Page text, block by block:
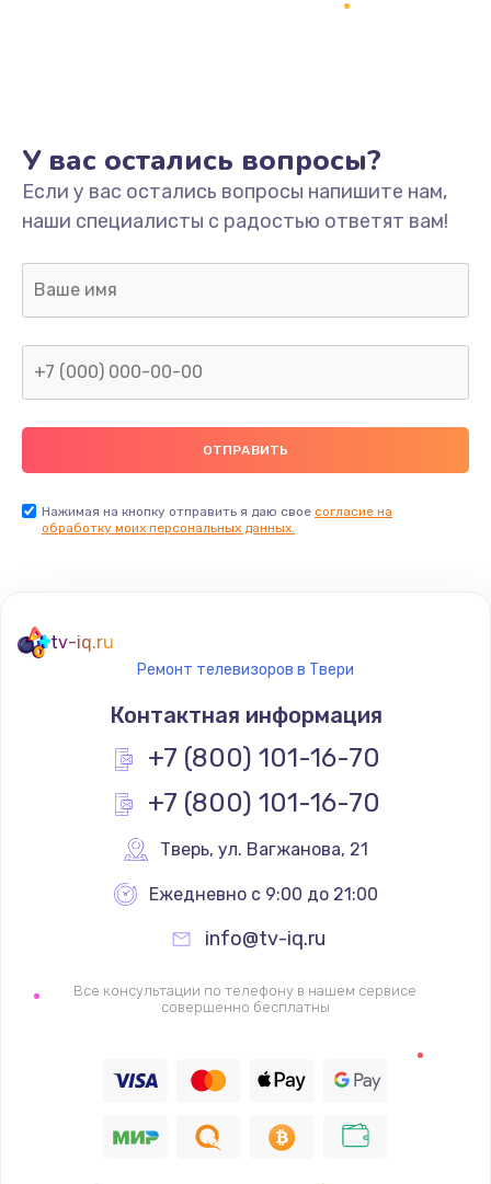
Не включается
1400 руб.
Заказать
Нет звука
800 руб.
Не видит флешку
400 руб.
Заказать
900 руб.
Заказать
900 руб.
Заказать
Не работает
1400 руб.
Восстановление цепи питания, пайка
Заказать
У вас остались вопросы?
Если у вас остались вопросы напишите нам,
наши специалисты с радостью ответят вам!
Нажимая на кнопку отправить я даю свое согласие на
обработку моих персональных данных.
tv-iq.ru
Ремонт телевизоров в Твери
Контактная информация
+7 (800) 101-16-70
+7 (800) 101-16-70
Тверь, ул. Вагжанова, 21
Ежедневно с 9:00 до 21:00
info@tv-iq.ru
Все консультации по телефону в нашем сервисе
совершенно бесплатны